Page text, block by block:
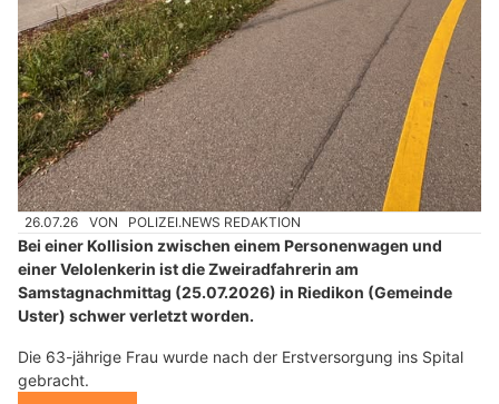
26.07.26 VON POLIZEI.NEWS REDAKTION
Bei einer Kollision zwischen einem Personenwagen und
einer Velolenkerin ist die Zweiradfahrerin am
Samstagnachmittag (25.07.2026) in Riedikon (Gemeinde
Uster) schwer verletzt worden.
Die 63-jährige Frau wurde nach der Erstversorgung ins Spital
gebracht.